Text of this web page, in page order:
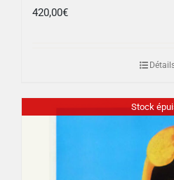
420,00€
Stock